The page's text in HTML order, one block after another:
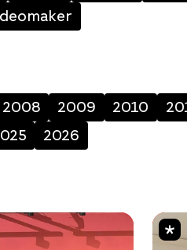
2008 2009 2010
2026